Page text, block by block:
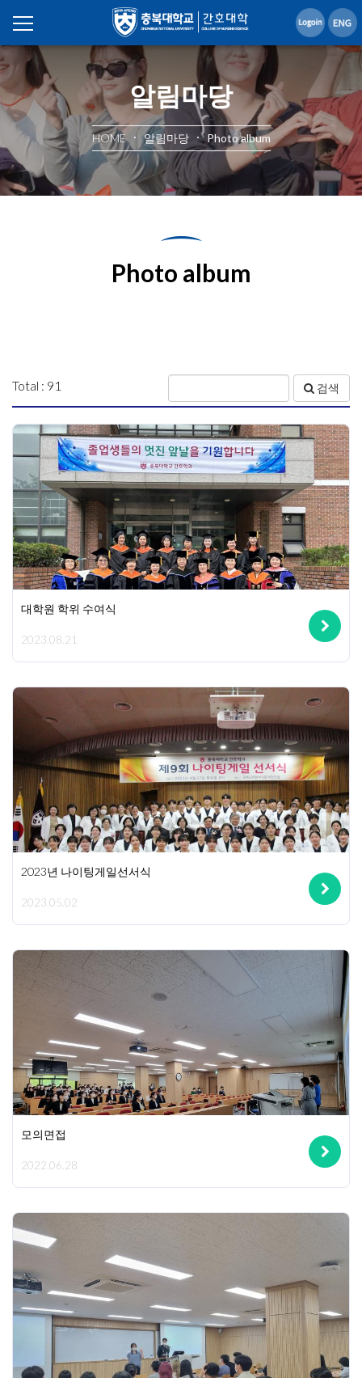
알림마당
HOME 알림마당 Photo album
Photo album
Total : 91 검색
대학원 학위 수여식
2023.08.21
2023년 나이팅게일선서식
2023.05.02
모의면접
2022.06.28